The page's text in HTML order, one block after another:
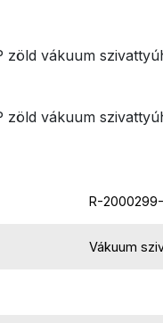
zöld vákuum
zöld vákuum
R-
Vákuum